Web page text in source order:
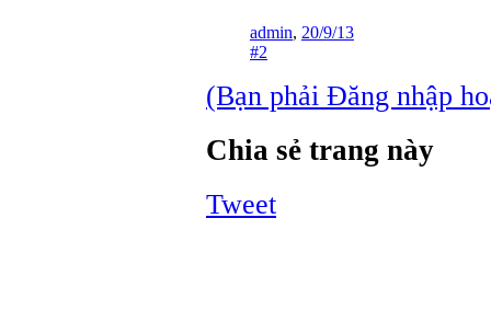
admin, 20/9/13
#2
(Bạn phải Đăng nhập
Chia sẻ trang này
Tweet